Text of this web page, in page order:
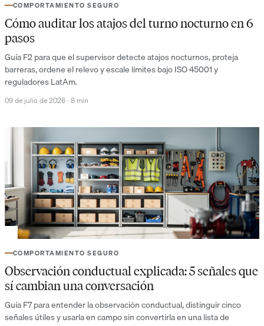
COMPORTAMIENTO SEGURO
Cómo auditar los atajos del turno nocturno en 6
pasos
Guía F2 para que el supervisor detecte atajos nocturnos, proteja
barreras, ordene el relevo y escale límites bajo ISO 45001 y
reguladores LatAm.
09 de julio de 2026· 8 min
COMPORTAMIENTO SEGURO
Observación conductual explicada: 5 señales que
sí cambian una conversación
Guía F7 para entender la observación conductual, distinguir cinco
señales útiles y usarla en campo sin convertirla en una lista de